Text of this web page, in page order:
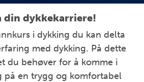
din dykkekarriere!
i dykking du kan delta
med dykking. På dette
du behøver for å komme i
på en trygg og komfortabel